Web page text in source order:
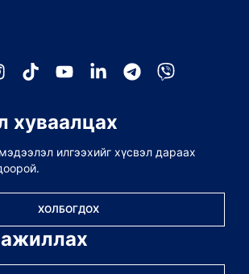
хуваалцах
илгээхийг хүсвэл дараах
ХОЛБОГДОХ